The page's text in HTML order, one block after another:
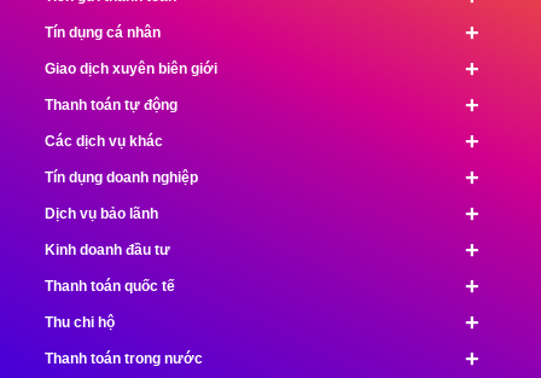
+
Tín dụng cá nhân
+
Giao dịch xuyên biên giới
+
Thanh toán tự động
+
Các dịch vụ khác
+
Tín dụng doanh nghiệp
+
Dịch vụ bảo lãnh
+
Kinh doanh đầu tư
+
Thanh toán quốc tế
+
Thu chi hộ
+
Thanh toán trong nước